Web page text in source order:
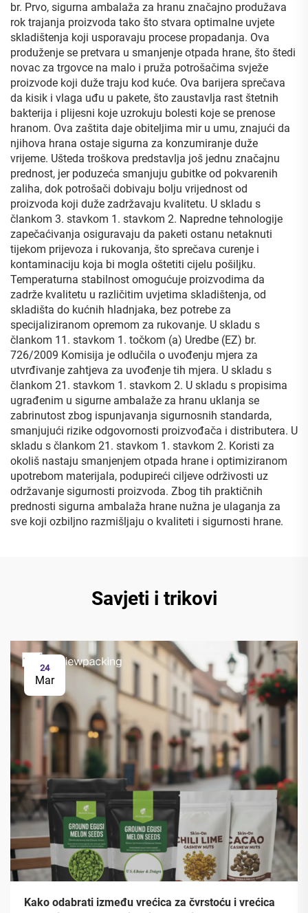
br. Prvo, sigurna ambalaža za hranu značajno produžava
rok trajanja proizvoda tako što stvara optimalne uvjete
skladištenja koji usporavaju procese propadanja. Ova
produženje se pretvara u smanjenje otpada hrane, što štedi
novac za trgovce na malo i pruža potrošačima svježe
proizvode koji duže traju kod kuće. Ova barijera sprečava
da kisik i vlaga uđu u pakete, što zaustavlja rast štetnih
bakterija i plijesni koje uzrokuju bolesti koje se prenose
hranom. Ova zaštita daje obiteljima mir u umu, znajući da
njihova hrana ostaje sigurna za konzumiranje duže
vrijeme. Ušteda troškova predstavlja još jednu značajnu
prednost, jer poduzeća smanjuju gubitke od pokvarenih
zaliha, dok potrošači dobivaju bolju vrijednost od
proizvoda koji duže zadržavaju kvalitetu. U skladu s
člankom 3. stavkom 1. stavkom 2. Napredne tehnologije
zapečaćivanja osiguravaju da paketi ostanu netaknuti
tijekom prijevoza i rukovanja, što sprečava curenje i
kontaminaciju koja bi mogla oštetiti cijelu pošiljku.
Temperaturna stabilnost omogućuje proizvodima da
zadrže kvalitetu u različitim uvjetima skladištenja, od
skladišta do kućnih hladnjaka, bez potrebe za
specijaliziranom opremom za rukovanje. U skladu s
člankom 11. stavkom 1. točkom (a) Uredbe (EZ) br.
726/2009 Komisija je odlučila o uvođenju mjera za
utvrđivanje zahtjeva za uvođenje tih mjera. U skladu s
člankom 21. stavkom 1. stavkom 2. U skladu s propisima
ugrađenim u sigurne ambalaže za hranu uklanja se
zabrinutost zbog ispunjavanja sigurnosnih standarda,
smanjujući rizike odgovornosti proizvođača i distributera. U
skladu s člankom 21. stavkom 1. stavkom 2. Koristi za
okoliš nastaju smanjenjem otpada hrane i optimiziranom
upotrebom materijala, podupireći ciljeve održivosti uz
održavanje sigurnosti proizvoda. Zbog tih praktičnih
prednosti sigurna ambalaža hrane nužna je ulaganja za
sve koji ozbiljno razmišljaju o kvaliteti i sigurnosti hrane.
Savjeti i trikovi
24
Mar
Kako odabrati između vrećica za čvrstoću i vrećica